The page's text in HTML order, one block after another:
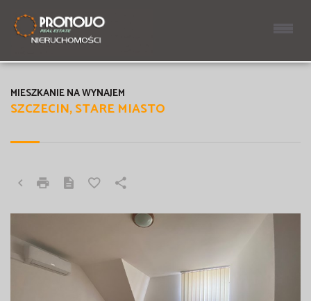
SZCZECIN, STARE MIASTO
MIESZKANIE NA WYNAJEM